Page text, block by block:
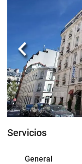
Anterior
Servicios
General